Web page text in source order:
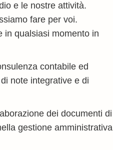
e le nostre attività.
fare per voi.
in qualsiasi momento in
contabile ed
note integrative e di
dei documenti di
gestione amministrativa